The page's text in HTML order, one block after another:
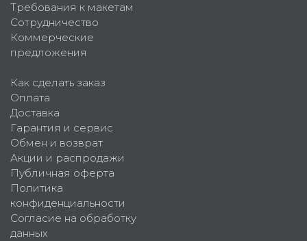
Требования к макетам
Сотрудничество
Коммерческие
предложения
Как сделать заказ
Оплата
Доставка
Гарантия и сервис
Обмен и возврат
Акции и распродажи
Публичная оферта
Политика
конфиденциальности
Согласие на обработку
данных